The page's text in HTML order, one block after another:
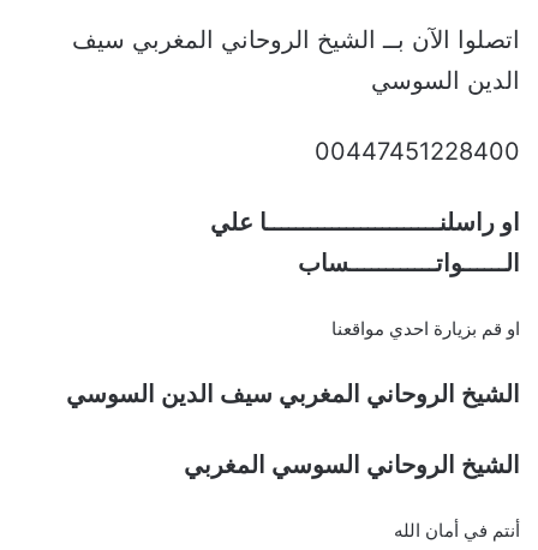
اتصلوا الآن بــ الشيخ الروحاني المغربي سيف
الدين السوسي
00447451228400
او راسلنــــــــــــــــــــــــا علي
الــــــواتــــــــــــساب
او قم بزيارة احدي مواقعنا
الشيخ الروحاني المغربي سيف الدين السوسي
الشيخ الروحاني السوسي المغربي
أنتم في أمان الله